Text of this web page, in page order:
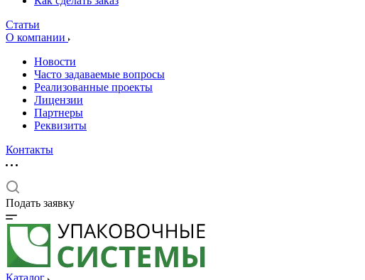
Статьи
О компании
Новости
Часто задаваемые вопросы
Реализованные проекты
Лицензии
Партнеры
Реквизиты
Контакты
Подать заявку
Каталог